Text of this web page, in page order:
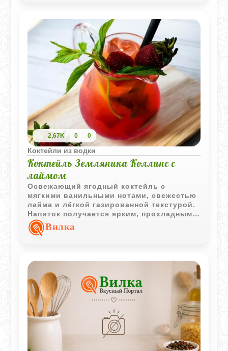
2,67K 0 0
Коктейли из водки
Коктейль Земляника Коллинс с
лаймом
Освежающий ягодный коктейль с
мягкими ванильными нотами, свежестью
лайма и лёгкой газированной текстурой.
Напиток получается ярким, прохладным и
отлично подходит для летней подачи.
Вилка